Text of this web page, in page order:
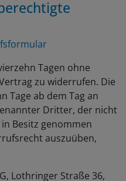
Tagen ohne
zu widerrufen. Die
Tage ab dem Tag an
Dritter, der nicht
Besitz genommen
auszuüben,
Lothringer Straße 36,